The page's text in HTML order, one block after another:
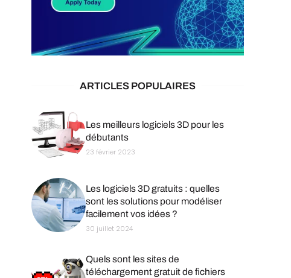
ARTICLES POPULAIRES
Les meilleurs logiciels 3D pour les
débutants
23 février 2023
Les logiciels 3D gratuits : quelles
sont les solutions pour modéliser
facilement vos idées ?
30 juillet 2024
Quels sont les sites de
téléchargement gratuit de fichiers